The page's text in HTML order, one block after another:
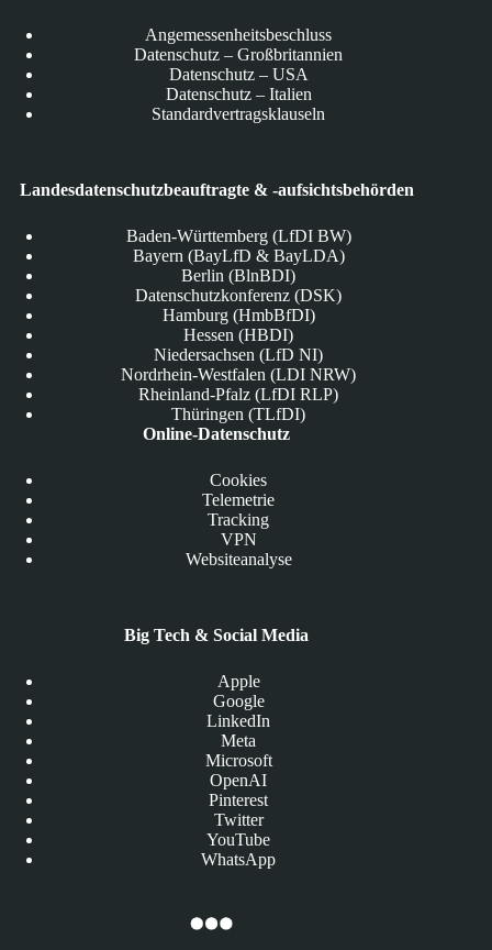
Angemessenheitsbeschluss
Datenschutz – Großbritannien
Datenschutz – USA
Datenschutz – Italien
Standardvertragsklauseln
Landesdatenschutzbeauftragte & -aufsichtsbehörden
Baden-Württemberg (LfDI BW)
Bayern (BayLfD & BayLDA)
Berlin (BlnBDI)
Datenschutzkonferenz (DSK)
Hamburg (HmbBfDI)
Hessen (HBDI)
Niedersachsen (LfD NI)
Nordrhein-Westfalen (LDI NRW)
Rheinland-Pfalz (LfDI RLP)
Thüringen (TLfDI)
Online-Datenschutz
Cookies
Telemetrie
Tracking
VPN
Websiteanalyse
Big Tech & Social Media
Apple
Google
LinkedIn
Meta
Microsoft
OpenAI
Pinterest
Twitter
YouTube
WhatsApp